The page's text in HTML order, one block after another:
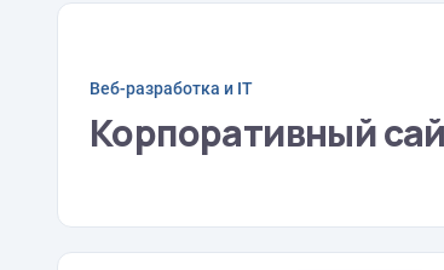
Веб-разработка и IT
Корпоративный